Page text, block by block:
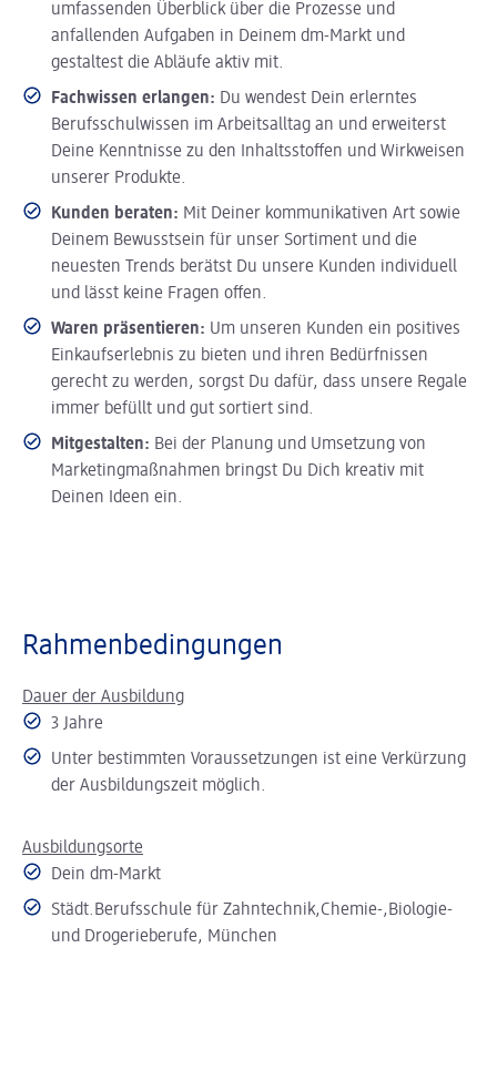
umfassenden Überblick über die Prozesse und
anfallenden Aufgaben in Deinem dm-Markt und
gestaltest die Abläufe aktiv mit.
Fachwissen erlangen: Du wendest Dein erlerntes
Berufsschulwissen im Arbeitsalltag an und erweiterst
Deine Kenntnisse zu den Inhaltsstoffen und Wirkweisen
unserer Produkte.
Kunden beraten: Mit Deiner kommunikativen Art sowie
Deinem Bewusstsein für unser Sortiment und die
neuesten Trends berätst Du unsere Kunden individuell
und lässt keine Fragen offen.
Waren präsentieren: Um unseren Kunden ein positives
Einkaufserlebnis zu bieten und ihren Bedürfnissen
gerecht zu werden, sorgst Du dafür, dass unsere Regale
immer befüllt und gut sortiert sind.
Mitgestalten: Bei der Planung und Umsetzung von
Marketingmaßnahmen bringst Du Dich kreativ mit
Deinen Ideen ein.
Rahmenbedingungen
Dauer der Ausbildung
3 Jahre
Unter bestimmten Voraussetzungen ist eine Verkürzung
der Ausbildungszeit möglich.
Ausbildungsorte
Dein dm-Markt
Städt.Berufsschule für Zahntechnik,Chemie-,Biologie-
und Drogerieberufe, München